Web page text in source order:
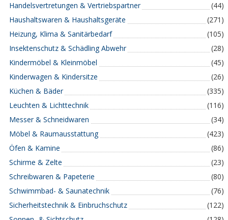
Handelsvertretungen & Vertriebspartner
(44)
Haushaltswaren & Haushaltsgeräte
(271)
Heizung, Klima & Sanitärbedarf
(105)
Insektenschutz & Schädling Abwehr
(28)
Kindermöbel & Kleinmöbel
(45)
Kinderwagen & Kindersitze
(26)
Küchen & Bäder
(335)
Leuchten & Lichttechnik
(116)
Messer & Schneidwaren
(34)
Möbel & Raumausstattung
(423)
Öfen & Kamine
(86)
Schirme & Zelte
(23)
Schreibwaren & Papeterie
(80)
Schwimmbad- & Saunatechnik
(76)
Sicherheitstechnik & Einbruchschutz
(122)